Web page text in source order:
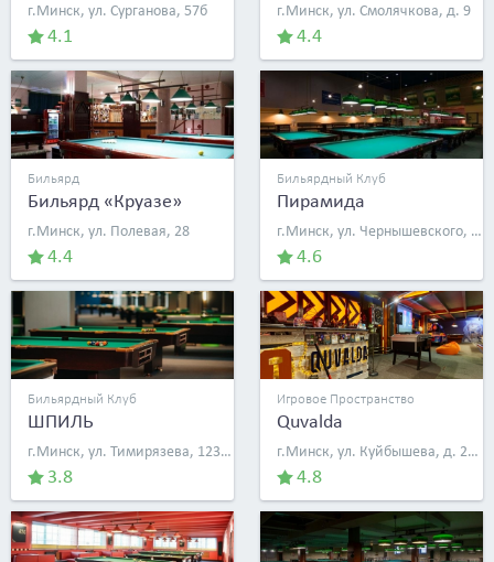
г.Минск, ул. Сурганова, 57б
4.1
г.Минск, ул. Смолячкова, д. 9
4.4
Бильярд
Бильярд «Круазе»
г.Минск, ул. Полевая, 28
4.4
Бильярдный Клуб
Пирамида
г.Минск, ул. Чернышевского, д. 10а
4.6
Бильярдный Клуб
ШПИЛЬ
г.Минск, ул. Тимирязева, 123/2
3.8
Игровое Пространство
Quvalda
г.Минск, ул. Куйбышева, д. 22 (6 корпус завода «Горизонт», 1 эт., пом. 122)
4.8